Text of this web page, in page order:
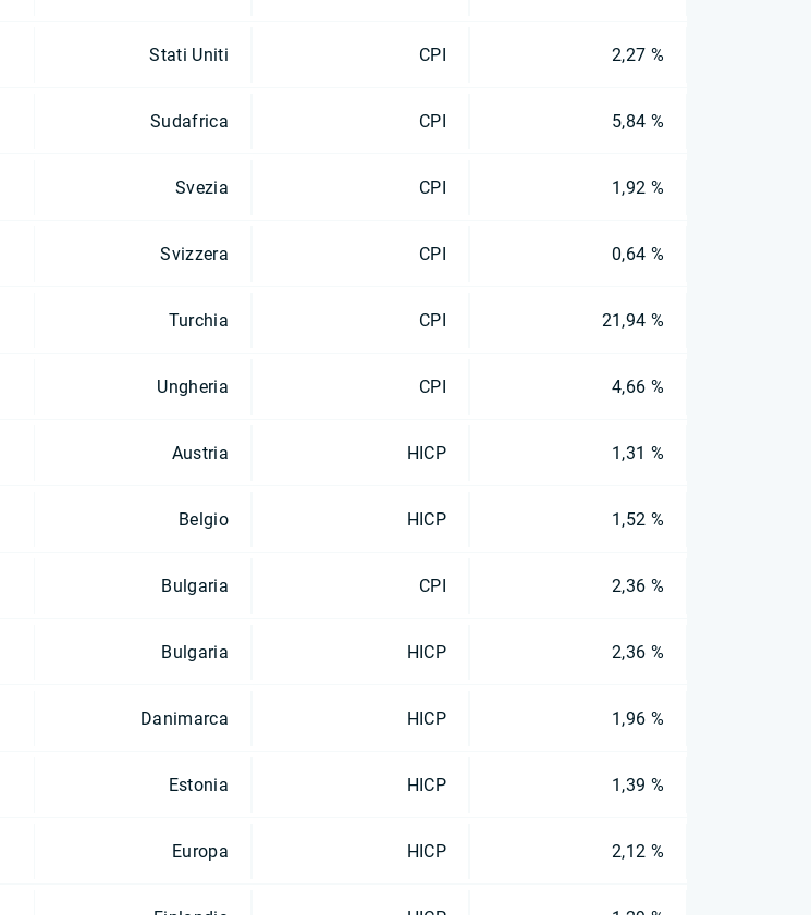
Stati Uniti CPI 2,27 %
Sudafrica CPI 5,84 %
Svezia CPI 1,92 %
Svizzera CPI 0,64 %
Turchia CPI 21,94 %
Ungheria CPI 4,66 %
Austria HICP 1,31 %
Belgio HICP 1,52 %
Bulgaria CPI 2,36 %
Bulgaria HICP 2,36 %
Danimarca HICP 1,96 %
Estonia HICP 1,39 %
Europa HICP 2,12 %